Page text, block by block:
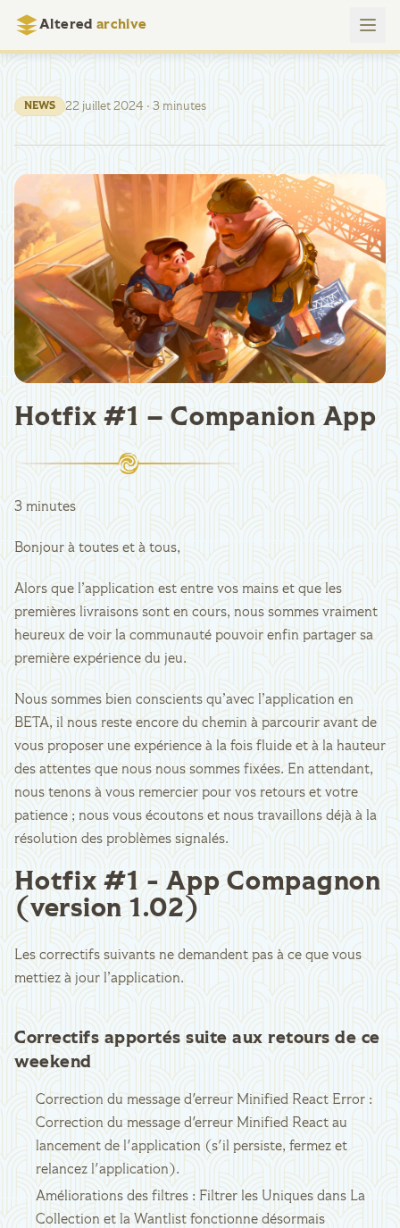
Altered archive
NEWS 22 juillet 2024 · 3 minutes
Hotfix #1 – Companion App
3 minutes
Bonjour à toutes et à tous,
Alors que l’application est entre vos mains et que les
premières livraisons sont en cours, nous sommes vraiment
heureux de voir la communauté pouvoir enfin partager sa
première expérience du jeu.
Nous sommes bien conscients qu’avec l’application en
BETA, il nous reste encore du chemin à parcourir avant de
vous proposer une expérience à la fois fluide et à la hauteur
des attentes que nous nous sommes fixées. En attendant,
nous tenons à vous remercier pour vos retours et votre
patience ; nous vous écoutons et nous travaillons déjà à la
résolution des problèmes signalés.
Hotfix #1 - App Compagnon
(version 1.02)
Les correctifs suivants ne demandent pas à ce que vous
mettiez à jour l’application.
Correctifs apportés suite aux retours de ce
weekend
Correction du message d'erreur Minified React Error :
Correction du message d'erreur Minified React au
lancement de l'application (s'il persiste, fermez et
relancez l'application).
Améliorations des filtres : Filtrer les Uniques dans La
Collection et la Wantlist fonctionne désormais